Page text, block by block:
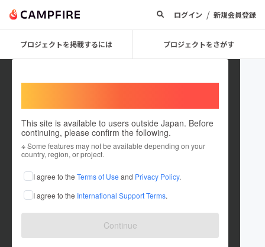
ログイン / 新規会員登録
プロジェクトを掲載するには プロジェクトをさがす
This site is available to users outside Japan. Before
continuing, please confirm the following.
※ Some features may not be available depending on your
country, region, or project.
I agree to the Terms of Use and Privacy Policy.
I agree to the International Support Terms.
Continue
Tetsuya Toyoshima
これまでに1件のプロジェクトを投稿しています
在住国：日本 現在地：未設定
出身国：日本 出身地：未設定